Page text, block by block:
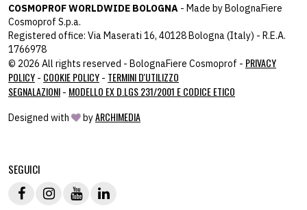
COSMOPROF WORLDWIDE BOLOGNA - Made by BolognaFiere
Cosmoprof S.p.a.
Registered office: Via Maserati 16, 40128 Bologna (Italy) - R.E.A.
1766978
© 2026 All rights reserved - BolognaFiere Cosmoprof - PRIVACY
POLICY - COOKIE POLICY - TERMINI D'UTILIZZO
SEGNALAZIONI - MODELLO EX D.LGS 231/2001 E CODICE ETICO
Designed with byARCHIMEDIA
SEGUICI